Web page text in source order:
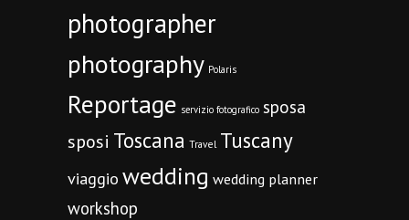
photographer
photography Polaris
Reportage servizio fotografico sposa
sposi Toscana Travel Tuscany
viaggio wedding wedding planner
workshop